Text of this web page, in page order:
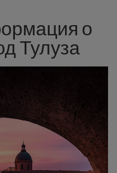
о
Тулуза